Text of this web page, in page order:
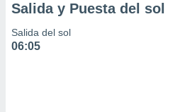
Salida y Puesta del sol
Salida del sol
06:05